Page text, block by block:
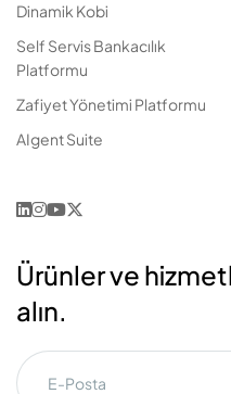
Dinamik Kobi
Self Servis Bankacılık
Platformu
Zafiyet Yönetimi Platformu
AIgent Suite
Ürünler ve
alın.